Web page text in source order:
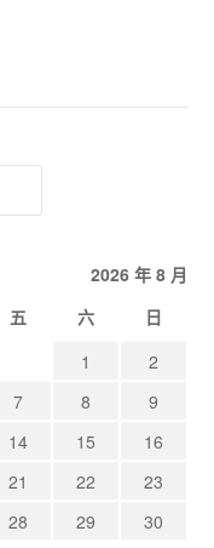
2026 年 8 月
五 六
日
1
2
7 8
9
14 15
16
21 22
23
28 29
30